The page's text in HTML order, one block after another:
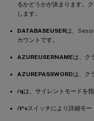
るかどうかが決まります。
します。
DATABASEUSERは、
カウントです。
AZUREUSERNAMEは、ク
AZUREPASSWORDは、ク
/qは、サイレントモードを指
/l*vスイッチにより詳細モー